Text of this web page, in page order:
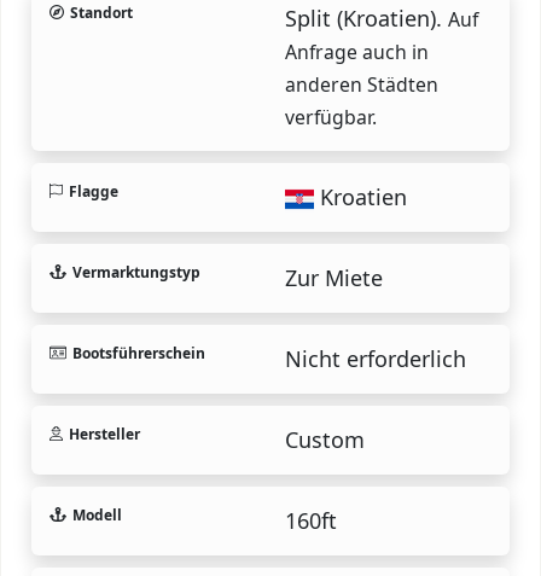
Standort Split (Kroatien). Auf
Anfrage auch in
anderen Städten
verfügbar.
Flagge Kroatien
Vermarktungstyp Zur Miete
Bootsführerschein Nicht erforderlich
Hersteller Custom
Modell 160ft